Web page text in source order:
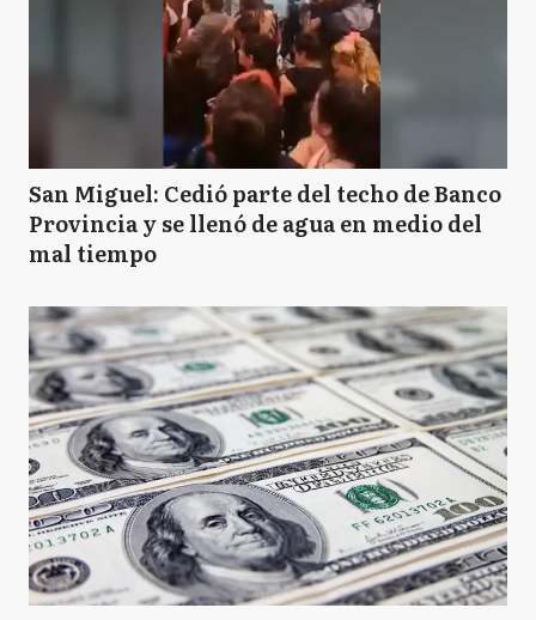
San Miguel: Cedió parte del techo de Banco
Provincia y se llenó de agua en medio del
mal tiempo